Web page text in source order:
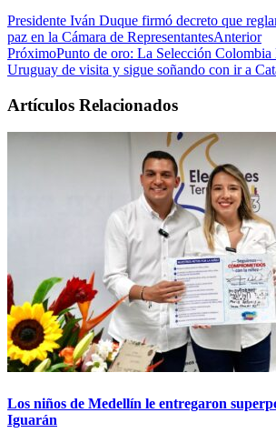
Presidente Iván Duque firmó decreto que
paz en la Cámara de RepresentantesAnterior
PróximoPunto de oro: La Selección Colombia
Uruguay de visita y sigue soñando con ir a
Artículos Relacionados
Los niños de Medellín le entregaron
Iguarán